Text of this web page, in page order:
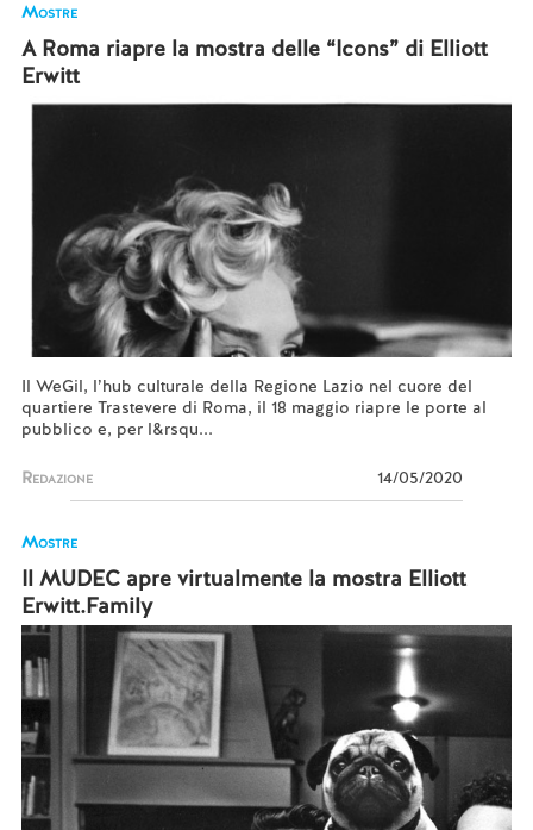
Mostre
A Roma riapre la mostra delle “Icons” di Elliott
Erwitt
Il WeGil, l’hub culturale della Regione Lazio nel cuore del
quartiere Trastevere di Roma, il 18 maggio riapre le porte al
pubblico e, per l&rsqu...
Redazione 14/05/2020
Mostre
Il MUDEC apre virtualmente la mostra Elliott
Erwitt.Family